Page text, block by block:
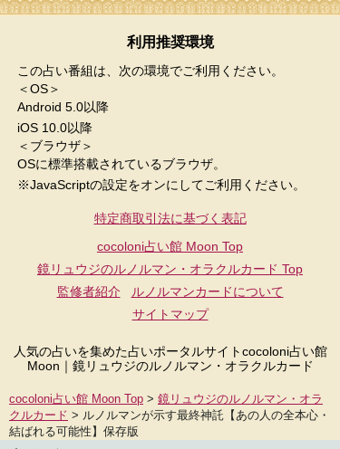
利用推奨環境
この占い番組は、次の環境でご利用ください。
＜OS＞
Android 5.0以降
iOS 10.0以降
＜ブラウザ＞
OSに標準搭載されているブラウザ。
※JavaScriptの設定をオンにしてご利用ください。
特定商取引法に基づく表記
cocoloni占い館 Moon Top
鏡リュウジのルノルマン・オラクルカード Top
監修者紹介
ルノルマンカードについて
サイトマップ
人気の占いを集めた占いポータルサイトcocoloni占い館
Moon｜ 鏡リュウジのルノルマン・オラクルカード
cocoloni占い館 Moon Top > 鏡リュウジのルノルマン・オラ
クルカード > ルノルマンが示す最終神託【あの人の全本心・
結ばれる可能性】保存版